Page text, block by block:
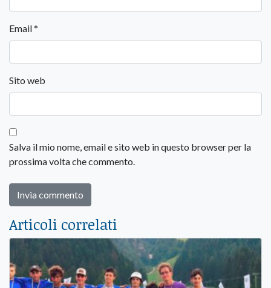
Email*
Sito web
Salva il mio nome, email e sito web in questo browser per la
prossima volta che commento.
Articoli correlati